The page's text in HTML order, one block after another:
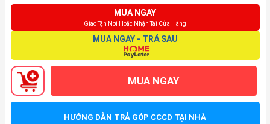
MUA NGAY
Giao Tận Nơi Hoặc Nhận Tại Cửa Hàng
MUA NGAY - TRẢ SAU
MUA NGAY
HƯỚNG DẪN TRẢ GÓP CCCD TẠI NHÀ